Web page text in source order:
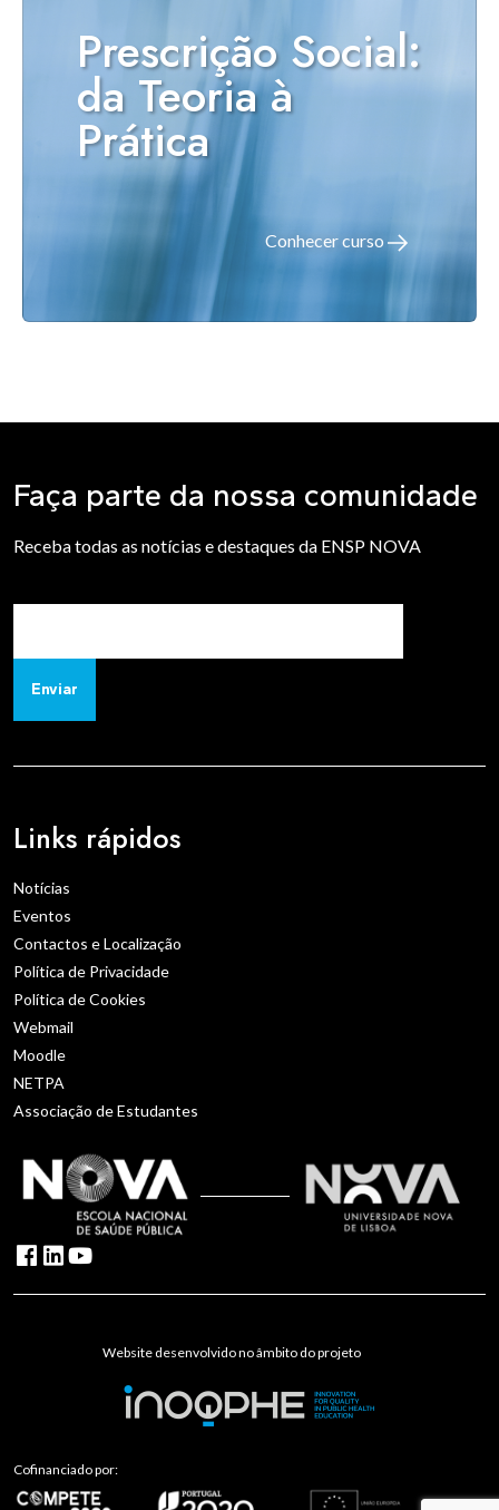
Prescrição Social:
da Teoria à
Prática
Conhecer curso
Faça parte da nossa comunidade
Receba todas as notícias e destaques da ENSP NOVA
Enviar
Links rápidos
Notícias
Eventos
Contactos e Localização
Política de Privacidade
Política de Cookies
Webmail
Moodle
NETPA
Associação de Estudantes
Website desenvolvido no âmbito do projeto
Cofinanciado por: